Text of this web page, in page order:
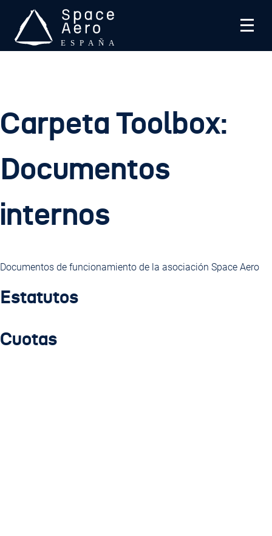
contentSpace Aero España
SPACE Aero es una asociación sin ánimo de lucro que
Carpeta Toolbox:
Documentos
internos
Documentos de funcionamiento de la asociación Space Aero
Estatutos
Cuotas